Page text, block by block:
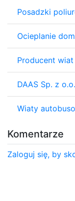
Posadzki
Ocieplanie
Producent
DAAS Sp. z o.o.
Wiaty
Komentarze
Zaloguj się, by